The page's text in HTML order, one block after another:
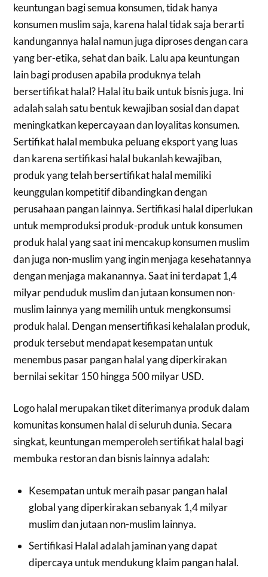
keuntungan bagi semua konsumen, tidak hanya
konsumen muslim saja, karena halal tidak saja berarti
kandungannya halal namun juga diproses dengan cara
yang ber-etika, sehat dan baik. Lalu apa keuntungan
lain bagi produsen apabila produknya telah
bersertifikat halal? Halal itu baik untuk bisnis juga. Ini
adalah salah satu bentuk kewajiban sosial dan dapat
meningkatkan kepercayaan dan loyalitas konsumen.
Sertifikat halal membuka peluang eksport yang luas
dan karena sertifikasi halal bukanlah kewajiban,
produk yang telah bersertifikat halal memiliki
keunggulan kompetitif dibandingkan dengan
perusahaan pangan lainnya. Sertifikasi halal diperlukan
untuk memproduksi produk-produk untuk konsumen
produk halal yang saat ini mencakup konsumen muslim
dan juga non-muslim yang ingin menjaga kesehatannya
dengan menjaga makanannya. Saat ini terdapat 1,4
milyar penduduk muslim dan jutaan konsumen non-
muslim lainnya yang memilih untuk mengkonsumsi
produk halal. Dengan mensertifikasi kehalalan produk,
produk tersebut mendapat kesempatan untuk
menembus pasar pangan halal yang diperkirakan
bernilai sekitar 150 hingga 500 milyar USD.
Logo halal merupakan tiket diterimanya produk dalam
komunitas konsumen halal di seluruh dunia. Secara
singkat, keuntungan memperoleh sertifikat halal bagi
membuka restoran dan bisnis lainnya adalah:
Kesempatan untuk meraih pasar pangan halal
global yang diperkirakan sebanyak 1,4 milyar
muslim dan jutaan non-muslim lainnya.
Sertifikasi Halal adalah jaminan yang dapat
dipercaya untuk mendukung klaim pangan halal.